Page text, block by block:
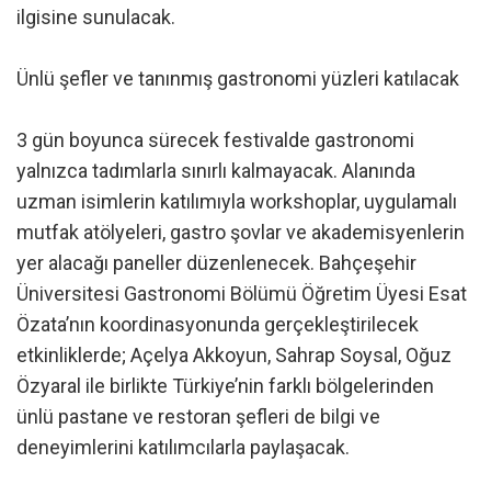
ilgisine sunulacak.
Ünlü şefler ve tanınmış gastronomi yüzleri katılacak
3 gün boyunca sürecek festivalde gastronomi
yalnızca tadımlarla sınırlı kalmayacak. Alanında
uzman isimlerin katılımıyla workshoplar, uygulamalı
mutfak atölyeleri, gastro şovlar ve akademisyenlerin
yer alacağı paneller düzenlenecek. Bahçeşehir
Üniversitesi Gastronomi Bölümü Öğretim Üyesi Esat
Özata’nın koordinasyonunda gerçekleştirilecek
etkinliklerde; Açelya Akkoyun, Sahrap Soysal, Oğuz
Özyaral ile birlikte Türkiye’nin farklı bölgelerinden
ünlü pastane ve restoran şefleri de bilgi ve
deneyimlerini katılımcılarla paylaşacak.